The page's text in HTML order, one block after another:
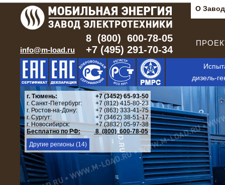
О
info@m-load.ru
8 (800) 600-78-05
+7 (495) 291-70-34
дизель-
г. Тюмень:
+7 (3452) 65-93-50
г. Санкт-Петербург:
+7 (812) 415-80-23
г. Ростов-на-Дону:
+7 (863) 333-41-75
г. Сургут:
+7 (3462) 38-51-17
г. Новосибирск:
+7 (3832) 05-97-38
Бесплатно по РФ:
8 (800) 600-78-05
Другие регионы (14)